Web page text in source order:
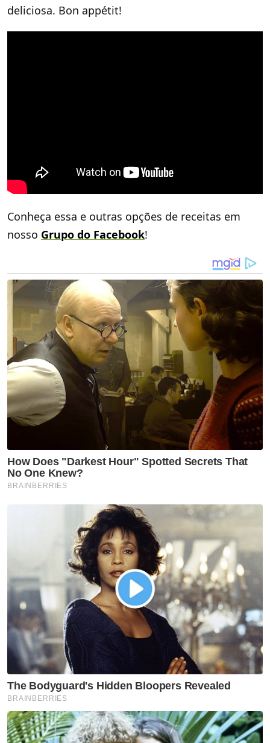
deliciosa. Bon appétit!
Conheça essa e outras opções de receitas em
nosso Grupo do Facebook!